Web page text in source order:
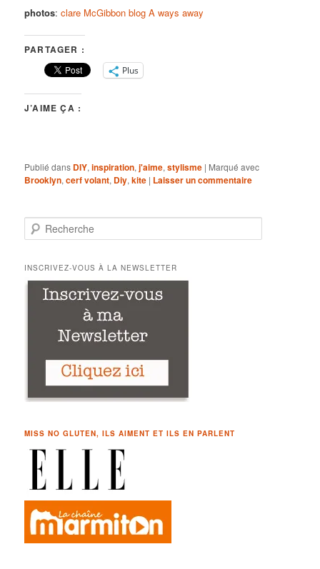
photos: clare McGibbon blog A ways away
PARTAGER :
Plus
J’AIME ÇA :
Publié dans DIY,inspiration,j'aime,stylisme | Marqué avec
Brooklyn,cerf volant, Diy,kite | Laisser un commentaire
e
h
e
INSCRIVEZ-VOUS À LA NEWSLETTER
MISS NO GLUTEN, ILS AIMENT ET ILS EN PARLENT